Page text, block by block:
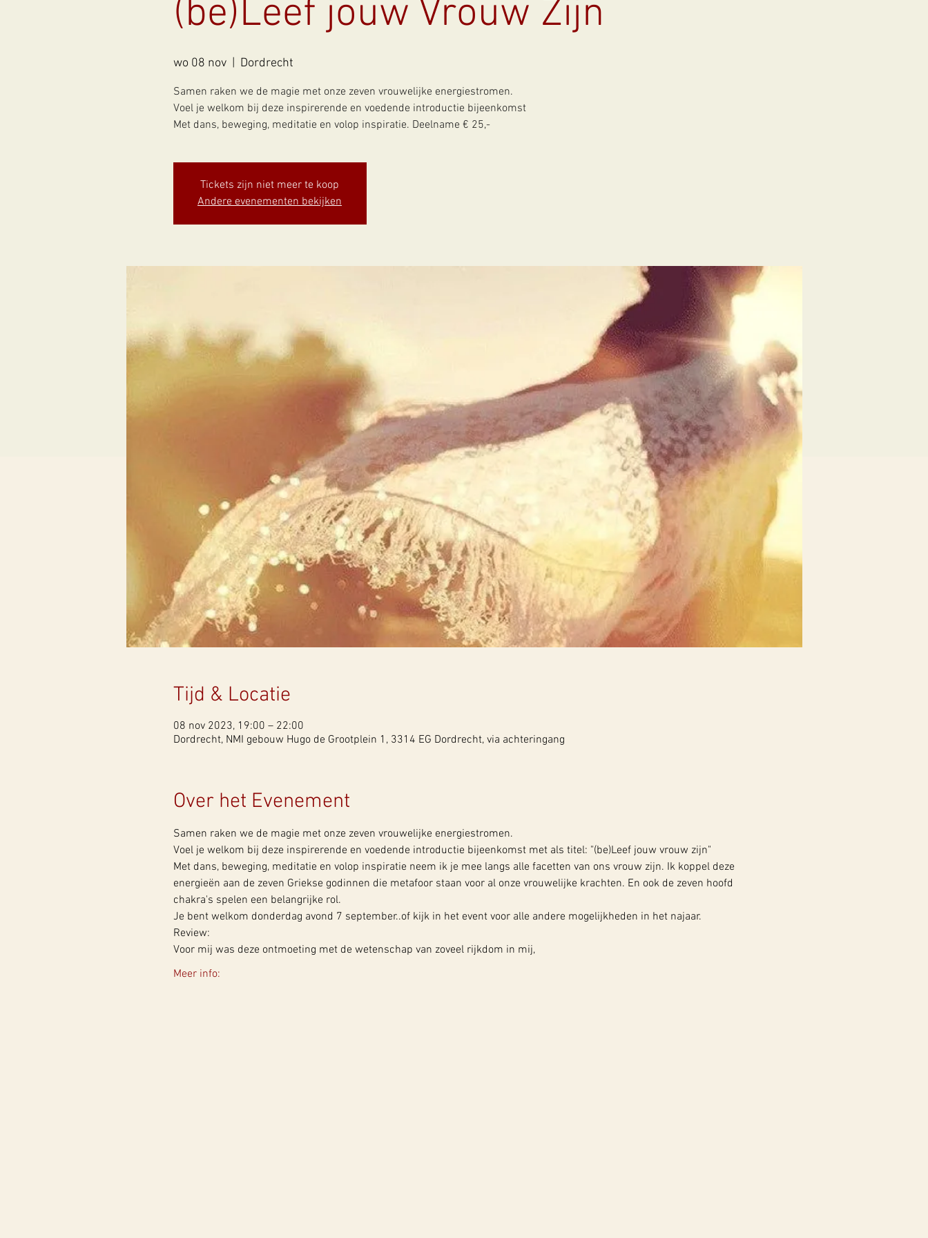
(be)Leef jouw Vrouw Zijn
wo 08 nov
  |
Dordrecht
Samen raken we de magie met onze zeven vrouwelijke energiestromen.
Voel je welkom bij deze inspirerende en voedende introductie bijeenkomst
Met dans, beweging, meditatie en volop inspiratie. Deelname € 25,-
Tickets zijn niet meer te koop
Andere evenementen bekijken
Tijd & Locatie
08 nov 2023, 19:00 – 22:00
Dordrecht, NMI gebouw Hugo de Grootplein 1, 3314 EG Dordrecht, via achteringang
Over het Evenement
Samen raken we de magie met onze zeven vrouwelijke energiestromen.
Voel je welkom bij deze inspirerende en voedende introductie bijeenkomst met als titel: "(be)Leef jouw vrouw zijn"
Met dans, beweging, meditatie en volop inspiratie neem ik je mee langs alle facetten van ons vrouw zijn. Ik koppel deze
energieën aan de zeven Griekse godinnen die metafoor staan voor al onze vrouwelijke krachten. En ook de zeven hoofd
chakra's spelen een belangrijke rol.
Je bent welkom donderdag avond 7 september..of kijk in het event voor alle andere mogelijkheden in het najaar.
Review:
Voor mij was deze ontmoeting met de wetenschap van zoveel rijkdom in mij,
Meer info: